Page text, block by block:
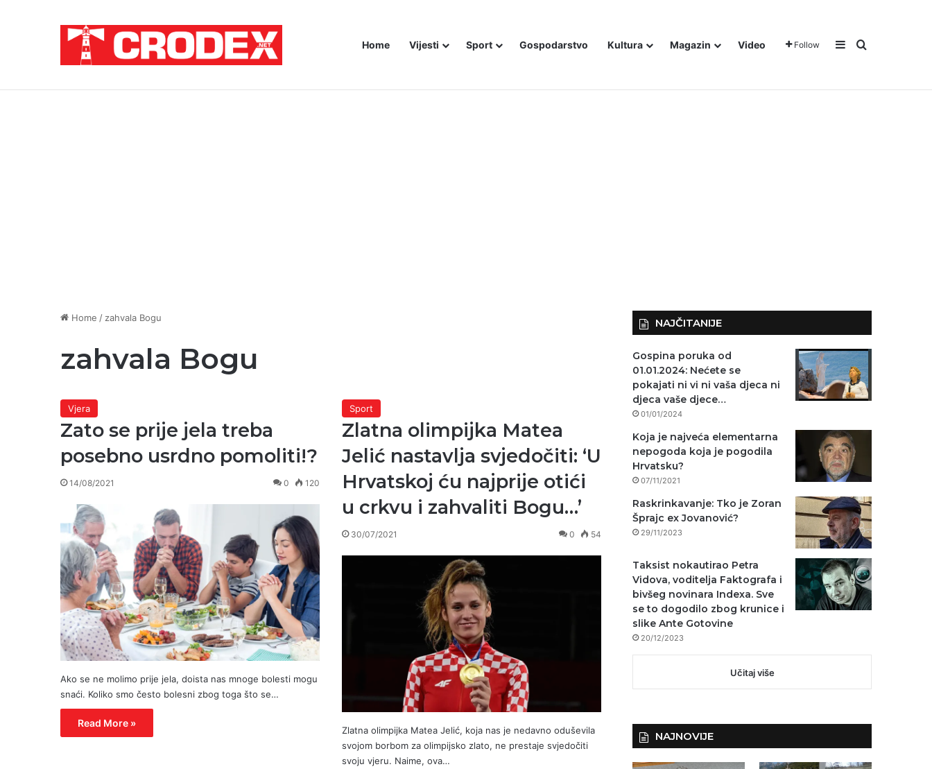
Home Vijesti Sport Gospodarstvo Kultura Magazin Video Follow Sidebar
Traži
Breaking News Pupovac i Šimpraga moraliziraju o Oluji, ali i dalje šute o Stanivukovićevu veličanju tzv. Krajine
Home / zahvala Bogu
zahvala Bogu
Vjera
Zato se prije jela treba
posebno usrdno pomoliti!?
14/08/2021 0 120
Ako se ne molimo prije jela, doista nas mnoge bolesti mogu
snaći. Koliko smo često bolesni zbog toga što se…
Read More »
Sport
Zlatna olimpijka Matea
Jelić nastavlja svjedočiti: ‘U
Hrvatskoj ću najprije otići
u crkvu i zahvaliti Bogu…’
30/07/2021 0 54
Zlatna olimpijka Matea Jelić, koja nas je nedavno oduševila
svojom borbom za olimpijsko zlato, ne prestaje svjedočiti
svoju vjeru. Naime, ova…
NAJČITANIJE
Gospina poruka od
01.01.2024: Nećete se
pokajati ni vi ni vaša djeca ni
djeca vaše djece…
01/01/2024
Koja je najveća elementarna
nepogoda koja je pogodila
Hrvatsku?
07/11/2021
Raskrinkavanje: Tko je Zoran
Šprajc ex Jovanović?
29/11/2023
Taksist nokautirao Petra
Vidova, voditelja Faktografa i
bivšeg novinara Indexa. Sve
se to dogodilo zbog krunice i
slike Ante Gotovine
20/12/2023
Učitaj više
NAJNOVIJE